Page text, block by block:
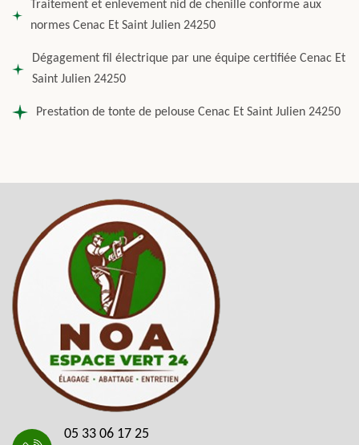
Traitement et enlevement nid de chenille conforme aux
normes Cenac Et Saint Julien 24250
Dégagement fil électrique par une équipe certifiée Cenac Et
Saint Julien 24250
Prestation de tonte de pelouse Cenac Et Saint Julien 24250
05 33 06 17 25